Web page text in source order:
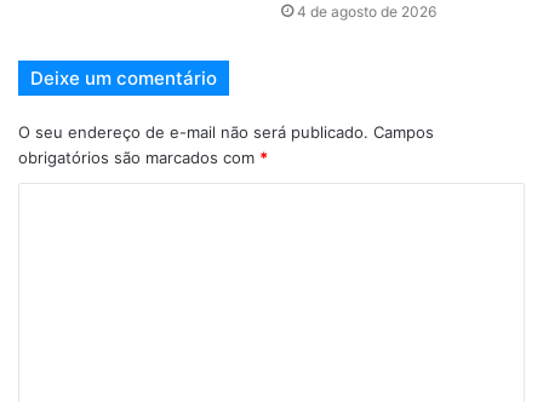
4 de agosto de 2026
Deixe um comentário
O seu endereço de e-mail não será publicado. Campos
obrigatórios são marcados com *